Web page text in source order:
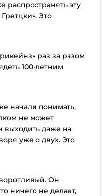
распространять эту
Это
раз за разом
100-летним
начали понимать,
не может
выходить даже на
уже о двух. Это
Он
ничего не делает,